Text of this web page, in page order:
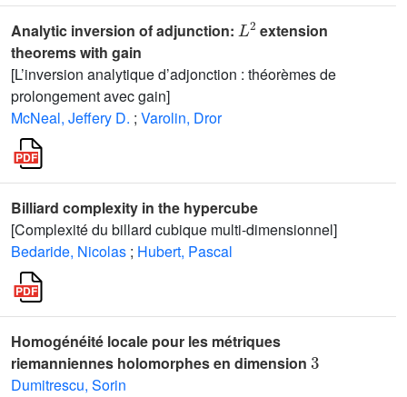
Analytic inversion of adjunction:
2
extension
theorems with gain
[L’inversion analytique d’adjonction : théorèmes de
prolongement avec gain]
McNeal, Jeffery D. ; Varolin, Dror
Billiard complexity in the hypercube
[Complexité du billard cubique multi-dimensionnel]
Bedaride, Nicolas ; Hubert, Pascal
Homogénéité locale pour les métriques
riemanniennes holomorphes en dimension
Dumitrescu, Sorin